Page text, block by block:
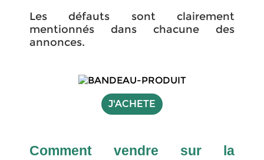
Les défauts sont clairement
mentionnés dans chacune des
annonces.
J'ACHETE
Comment vendre sur la